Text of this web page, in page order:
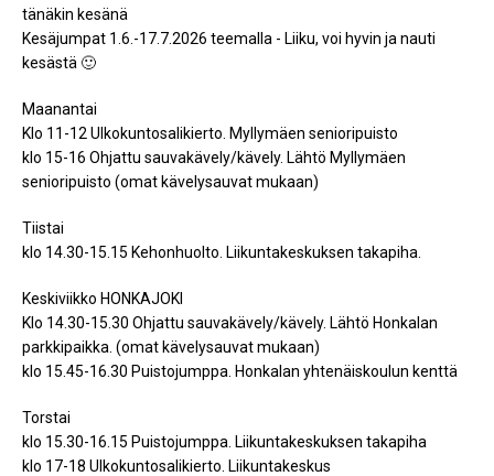
tänäkin kesänä
Kesäjumpat 1.6.-17.7.2026 teemalla - Liiku, voi hyvin ja nauti
kesästä 🙂
Maanantai
Klo 11-12 Ulkokuntosalikierto. Myllymäen senioripuisto
klo 15-16 Ohjattu sauvakävely/kävely. Lähtö Myllymäen
senioripuisto (omat kävelysauvat mukaan)
Tiistai
klo 14.30-15.15 Kehonhuolto. Liikuntakeskuksen takapiha.
Keskiviikko HONKAJOKI
Klo 14.30-15.30 Ohjattu sauvakävely/kävely. Lähtö Honkalan
parkkipaikka. (omat kävelysauvat mukaan)
klo 15.45-16.30 Puistojumppa. Honkalan yhtenäiskoulun kenttä
Torstai
klo 15.30-16.15 Puistojumppa. Liikuntakeskuksen takapiha
klo 17-18 Ulkokuntosalikierto. Liikuntakeskus